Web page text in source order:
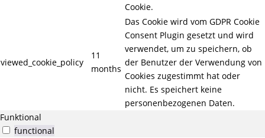
Cookie.
viewed_cookie_policy
11
months
Das Cookie wird vom GDPR Cookie
Consent Plugin gesetzt und wird
verwendet, um zu speichern, ob
der Benutzer der Verwendung von
Cookies zugestimmt hat oder
nicht. Es speichert keine
personenbezogenen Daten.
Funktional
functional